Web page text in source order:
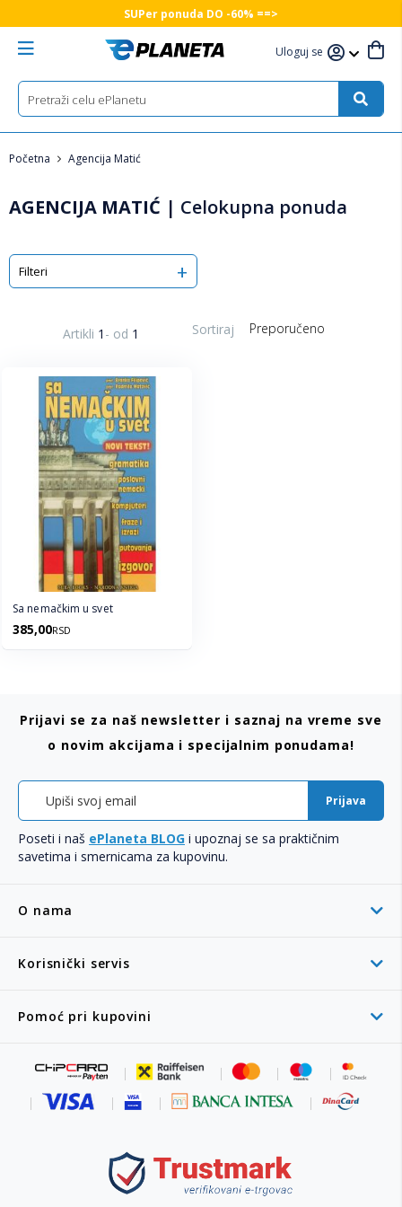
SUPer ponuda DO -60% ==>
Uloguj se
Početna Agencija Matić
AGENCIJA MATIĆ | Celokupna ponuda
Filteri
Artikli 1 - od 1 Sortiraj
Sa nemačkim u svet
385,00RSD
O nama
Korisnički servis
Pomoć pri kupovini
Prijavi se za naš newsletter i saznaj na vreme sve
o novim akcijama i specijalnim ponudama!
Prijava
Poseti i naš ePlaneta BLOG i upoznaj se sa praktičnim
savetima i smernicama za kupovinu.